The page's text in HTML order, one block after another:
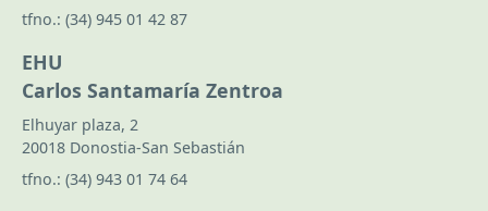
tfno.: (34) 945 01 42 87
EHU
Carlos Santamaría Zentroa
Elhuyar plaza, 2
20018 Donostia-San Sebastián
tfno.: (34) 943 01 74 64